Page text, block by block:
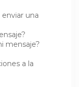
una
mensaje?
a la